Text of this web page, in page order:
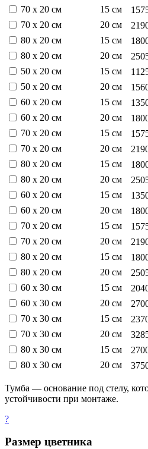
70 х 20 см
15 см
70 х 20 см
20 см
80 х 20 см
15 см
80 х 20 см
20 см
50 х 20 см
15 см
50 х 20 см
20 см
60 х 20 см
15 см
60 х 20 см
20 см
70 х 20 см
15 см
70 х 20 см
20 см
80 х 20 см
15 см
80 х 20 см
20 см
60 х 20 см
15 см
60 х 20 см
20 см
70 х 20 см
15 см
70 х 20 см
20 см
80 х 20 см
15 см
80 х 20 см
20 см
60 х 30 см
15 см
60 х 30 см
20 см
70 х 30 см
15 см
70 х 30 см
20 см
80 х 30 см
15 см
80 х 30 см
20 см
Тумба — основание под стелу,
устойчивости при монтаже.
?
Размер цветника